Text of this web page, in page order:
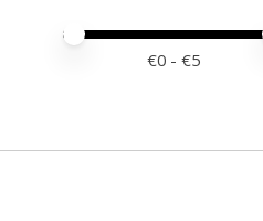
Minimale prijswaarde
Price maximum value
€0 - €5